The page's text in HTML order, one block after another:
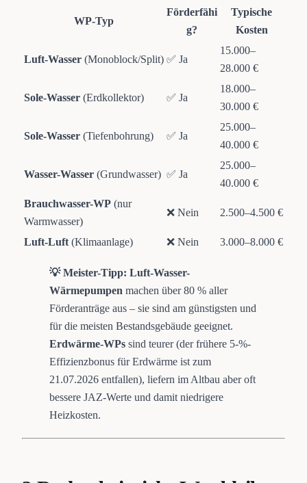
WP-Typ
Förderfähi
g?
Typische
Kosten
Luft-Wasser (Monoblock/Split) ✅ Ja
15.000–
28.000 €
Sole-Wasser (Erdkollektor) ✅ Ja
18.000–
30.000 €
Sole-Wasser (Tiefenbohrung) ✅ Ja
25.000–
40.000 €
Wasser-Wasser (Grundwasser) ✅ Ja
25.000–
40.000 €
Brauchwasser-WP (nur
Warmwasser)
❌ Nein 2.500–4.500 €
Luft-Luft (Klimaanlage) ❌ Nein 3.000–8.000 €
💡 Meister-Tipp: Luft-Wasser-
Wärmepumpen machen über 80 % aller
Förderanträge aus – sie sind am günstigsten und
für die meisten Bestandsgebäude geeignet.
Erdwärme-WPs sind teurer (der frühere 5-%-
Effizienzbonus für Erdwärme ist zum
21.07.2026 entfallen), liefern im Altbau aber oft
bessere JAZ-Werte und damit niedrigere
Heizkosten.